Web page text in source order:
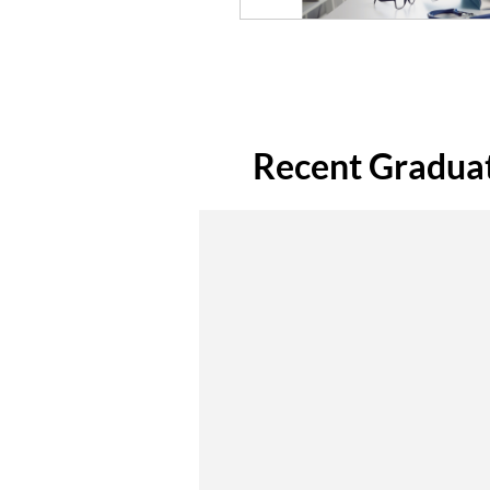
Recent